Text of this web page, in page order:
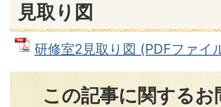
見取り図
研修室2見取り図 (PDFファイ
この記事に関する